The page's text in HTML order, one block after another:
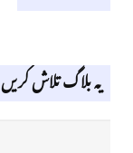
یہ بلاگ تلاش کریں